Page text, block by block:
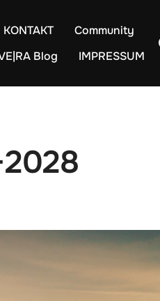
KONTAKT
Community
Blog IMPRESSUM